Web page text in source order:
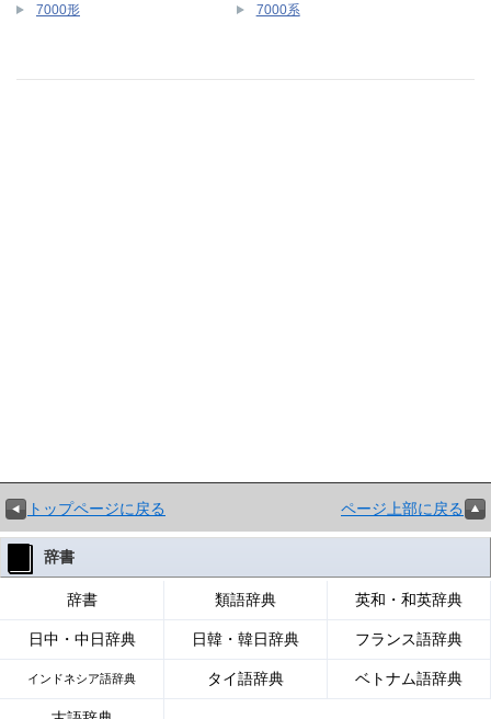
7000形 7000系
トップページに戻る ページ上部に戻る
辞書
辞書 類語辞典 英和・和英辞典
日中・中日辞典 日韓・韓日辞典 フランス語辞典
インドネシア語辞典 タイ語辞典 ベトナム語辞典